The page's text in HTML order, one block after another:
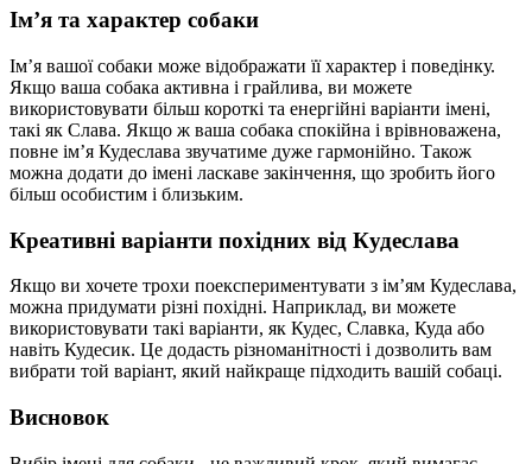
Ім’я та характер собаки
Ім’я вашої собаки може відображати її характер і поведінку.
Якщо ваша собака активна і грайлива, ви можете
використовувати більш короткі та енергійні варіанти імені,
такі як Слава. Якщо ж ваша собака спокійна і врівноважена,
повне ім’я Кудеслава звучатиме дуже гармонійно. Також
можна додати до імені ласкаве закінчення, що зробить його
більш особистим і близьким.
Креативні варіанти похідних від Кудеслава
Якщо ви хочете трохи поекспериментувати з ім’ям Кудеслава,
можна придумати різні похідні. Наприклад, ви можете
використовувати такі варіанти, як Кудес, Славка, Куда або
навіть Кудесик. Це додасть різноманітності і дозволить вам
вибрати той варіант, який найкраще підходить вашій собаці.
Висновок